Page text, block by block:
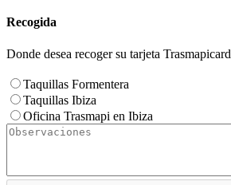
Recogida
Donde desea recoger su tarjeta Trasmapicard
Taquillas Formentera
Taquillas Ibiza
Oficina Trasmapi en Ibiza